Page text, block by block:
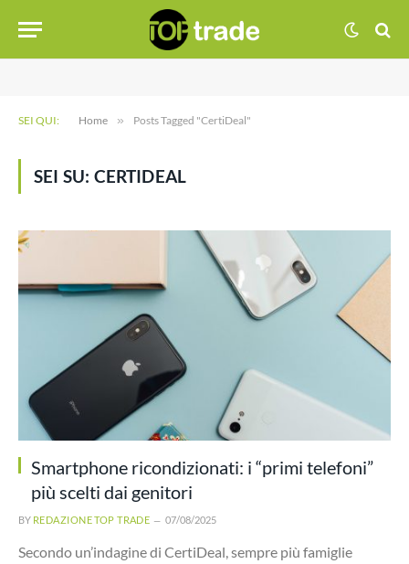
SEI QUI: Home » Posts Tagged "CertiDeal"
SEI SU: CERTIDEAL
Smartphone ricondizionati: i “primi telefoni”
più scelti dai genitori
BY REDAZIONE TOP TRADE 07/08/2025
Secondo un’indagine di CertiDeal, sempre più famiglie